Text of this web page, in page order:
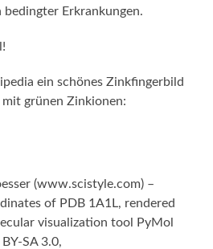
bedingter Erkrankungen.
ein schönes Zinkfingerbild
grünen Zinkionen:
(www.scistyle.com) –
of PDB 1A1L, rendered
visualization tool PyMol
SA 3.0,